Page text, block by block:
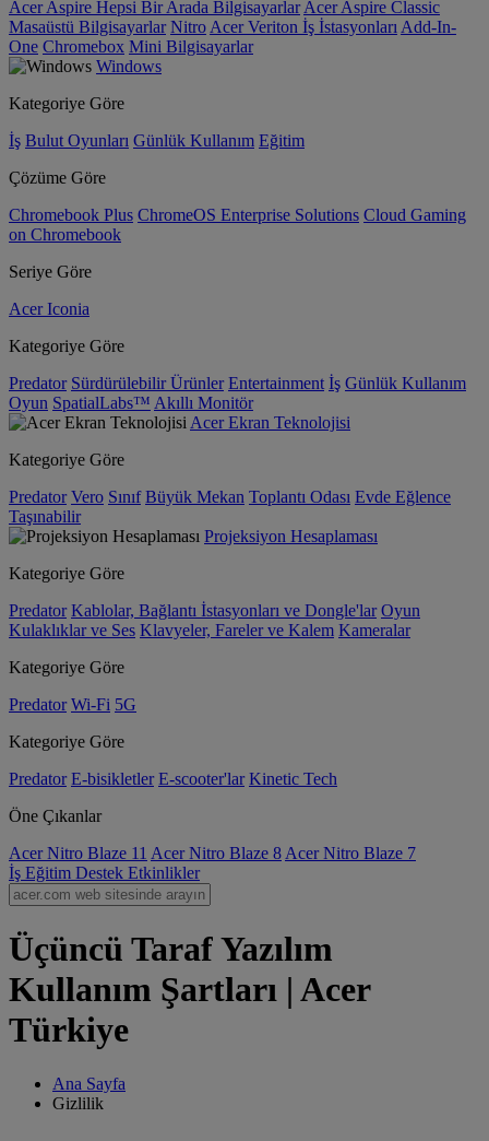
Acer Aspire Hepsi Bir Arada Bilgisayarlar Acer Aspire Classic
Masaüstü Bilgisayarlar Nitro Acer Veriton İş İstasyonları Add-In-
One Chromebox Mini Bilgisayarlar
Windows
Kategoriye Göre
İş Bulut Oyunları Günlük Kullanım Eğitim
Çözüme Göre
Chromebook Plus ChromeOS Enterprise Solutions Cloud Gaming
on Chromebook
Seriye Göre
Acer Iconia
Kategoriye Göre
Predator Sürdürülebilir Ürünler Entertainment İş Günlük Kullanım
Oyun SpatialLabs™ Akıllı Monitör
Acer Ekran Teknolojisi
Kategoriye Göre
Predator Vero Sınıf Büyük Mekan Toplantı Odası Evde Eğlence
Taşınabilir
Projeksiyon Hesaplaması
Kategoriye Göre
Predator Kablolar, Bağlantı İstasyonları ve Dongle'lar Oyun
Kulaklıklar ve Ses Klavyeler, Fareler ve Kalem Kameralar
Kategoriye Göre
Predator Wi-Fi 5G
Kategoriye Göre
Predator E-bisikletler E-scooter'lar Kinetic Tech
Öne Çıkanlar
Acer Nitro Blaze 11 Acer Nitro Blaze 8 Acer Nitro Blaze 7
İş Eğitim Destek Etkinlikler
Üçüncü Taraf Yazılım
Kullanım Şartları | Acer
Türkiye
Ana Sayfa
Gizlilik